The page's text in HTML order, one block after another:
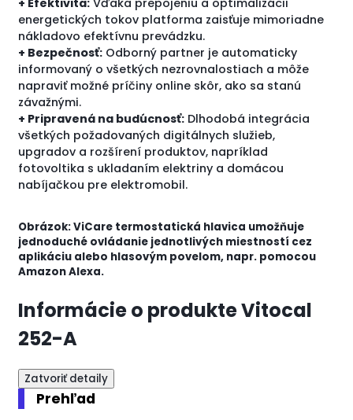
+ Efektivita: Vďaka prepojeniu a optimalizácii
energetických tokov platforma zaisťuje mimoriadne
nákladovo efektívnu prevádzku.
+ Bezpečnosť: Odborný partner je automaticky
informovaný o všetkých nezrovnalostiach a môže
napraviť možné príčiny online skôr, ako sa stanú
závažnými.
+ Pripravená na budúcnosť: Dlhodobá integrácia
všetkých požadovaných digitálnych služieb,
upgradov a rozšírení produktov, napríklad
fotovoltika s ukladaním elektriny a domácou
nabíjačkou pre elektromobil.
Obrázok: ViCare termostatická hlavica umožňuje
jednoduché ovládanie jednotlivých miestností cez
aplikáciu alebo hlasovým povelom, napr. pomocou
Amazon Alexa.
Informácie o produkte Vitocal
252-A
Zatvoriť detaily
Prehľad